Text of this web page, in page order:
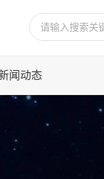
闻动态